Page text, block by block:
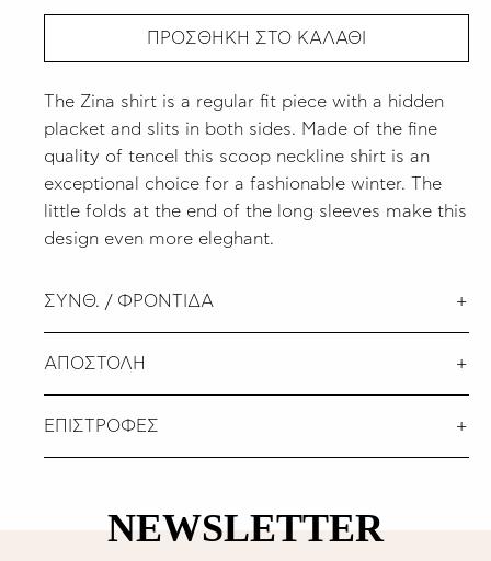
ΠΡΟΣΘΗΚΗ ΣΤΟ ΚΑΛΑΘΙ
The Zina shirt is a regular fit piece with a hidden
placket and slits in both sides. Made of the fine
quality of tencel this scoop neckline shirt is an
exceptional choice for a fashionable winter. The
little folds at the end of the long sleeves make this
design even more eleghant.
ΣΥΝΘ. / ΦΡΟΝΤΙΔΑ
ΑΠΟΣΤΟΛΗ
ΕΠΙΣΤΡΟΦΕΣ
NEWSLETTER